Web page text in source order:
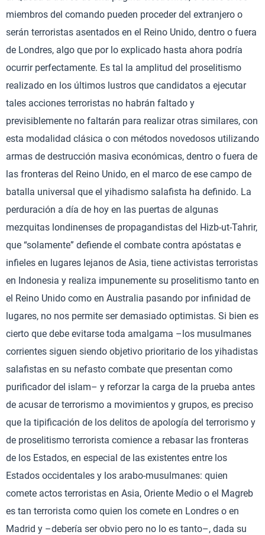
miembros del comando pueden proceder del extranjero o
serán terroristas asentados en el Reino Unido, dentro o fuera
de Londres, algo que por lo explicado hasta ahora podría
ocurrir perfectamente. Es tal la amplitud del proselitismo
realizado en los últimos lustros que candidatos a ejecutar
tales acciones terroristas no habrán faltado y
previsiblemente no faltarán para realizar otras similares, con
esta modalidad clásica o con métodos novedosos utilizando
armas de destrucción masiva económicas, dentro o fuera de
las fronteras del Reino Unido, en el marco de ese campo de
batalla universal que el yihadismo salafista ha definido. La
perduración a día de hoy en las puertas de algunas
mezquitas londinenses de propagandistas del Hizb-ut-Tahrir,
que “solamente” defiende el combate contra apóstatas e
infieles en lugares lejanos de Asia, tiene activistas terroristas
en Indonesia y realiza impunemente su proselitismo tanto en
el Reino Unido como en Australia pasando por infinidad de
lugares, no nos permite ser demasiado optimistas. Si bien es
cierto que debe evitarse toda amalgama –los musulmanes
corrientes siguen siendo objetivo prioritario de los yihadistas
salafistas en su nefasto combate que presentan como
purificador del islam– y reforzar la carga de la prueba antes
de acusar de terrorismo a movimientos y grupos, es preciso
que la tipificación de los delitos de apología del terrorismo y
de proselitismo terrorista comience a rebasar las fronteras
de los Estados, en especial de las existentes entre los
Estados occidentales y los arabo-musulmanes: quien
comete actos terroristas en Asia, Oriente Medio o el Magreb
es tan terrorista como quien los comete en Londres o en
Madrid y –debería ser obvio pero no lo es tanto–, dada su